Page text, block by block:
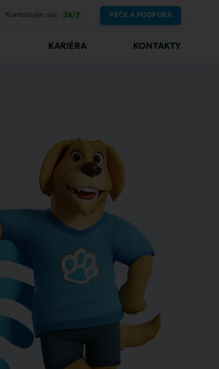
Kontaktujte nás 24/7 PÉČE A PODPORA
KARIÉRA KONTAKTY